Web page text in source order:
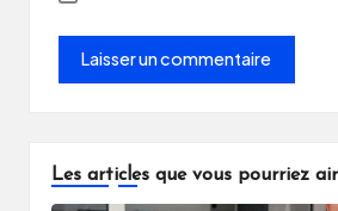
Les articles que vous pourriez